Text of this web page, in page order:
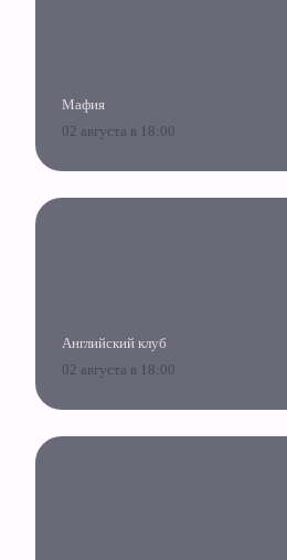
Мафия
02 августа в 18:00
Английский клуб
02 августа в 18:00